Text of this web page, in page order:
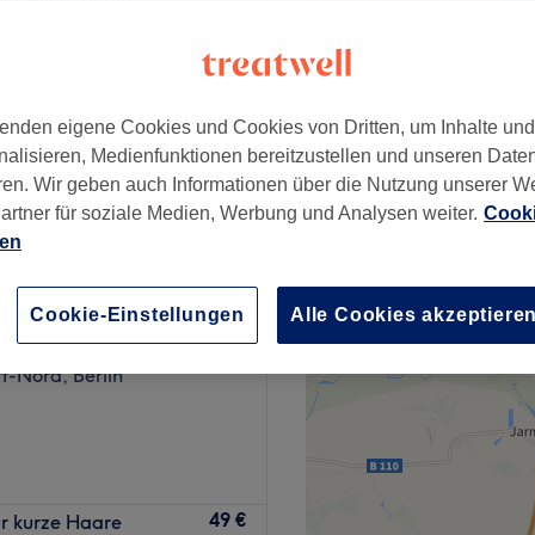
69 €
In diesem Friseursalon
hochwertigen
64 Bewertungen
Nord, Berlin
kurze Haare
49 €
eigene Cookies und Cookies von Dritten, um Inhalte
Medienfunktionen bereitzustellen und unseren
Wir geben auch Informationen über die Nutzung unserer
für soziale Medien, Werbung und Analysen weiter.
Cookie-Einstellungen Alle Cookies akzeptieren